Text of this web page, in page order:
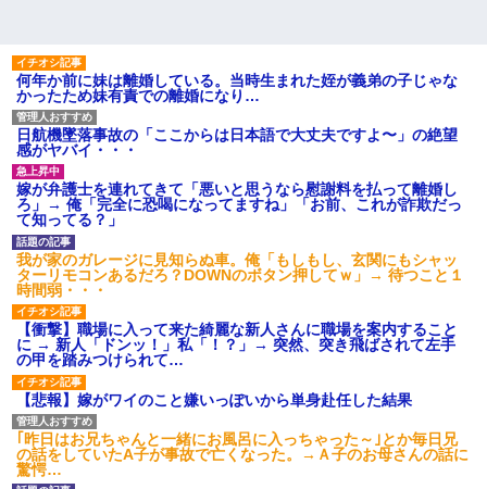
の？ｗｗ」「逆に超安い」
私「ちょっと、人の家の金庫
触らないでよ！」キチママ『そ
こに金庫があったから、開けて
みようとしただけ☆』義兄「泥
は出てけ！二度と来るな！」結
果・・・
私「初めて飲む味だけどなん
のお茶？」彼「ちっ！」私「」
【GIF】JSのカンチョーワロ
タ
後続車にクラクションを鳴ら
され彼氏が逆切れ。「何クラク
ション鳴らしてんだ！降りてこ
いよ！」と怒鳴りだし...
【衝撃】報酬100万円超の治験
募集がこちらｗｗｗｗｗ(※画像
あり)
【ネット騒然】惨殺されたタ
ワマン頂き女子のこの動画、す
げえええええｗｗｗｗｗｗｗｗ
ｗｗｗ
【愕然】白のクラウン俺氏、
高速道路左車線を制限速度で走
った結果wwwwwwwwwwww
何年か前に妹は離婚している。当時生まれた姪が義弟の子じゃな
かったため妹有責での離婚になり…
日航機墜落事故の「ここからは日本語で大丈夫ですよ〜」の絶望
感がヤバイ・・・
嫁が弁護士を連れてきて「悪いと思うなら慰謝料を払って離婚し
ろ」→ 俺「完全に恐喝になってますね」「お前、これが詐欺だっ
て知ってる？」
我が家のガレージに見知らぬ車。俺「もしもし、玄関にもシャッ
ターリモコンあるだろ？DOWNのボタン押してｗ」→ 待つこと１
時間弱・・・
【衝撃】職場に入って来た綺麗な新人さんに職場を案内すること
に → 新人「ドンッ！」私「！？」→ 突然、突き飛ばされて左手
の甲を踏みつけられて…
【悲報】嫁がワイのこと嫌いっぽいから単身赴任した結果
｢昨日はお兄ちゃんと一緒にお風呂に入っちゃった～｣とか毎日兄
の話をしていたA子が事故で亡くなった。→Ａ子のお母さんの話に
驚愕…